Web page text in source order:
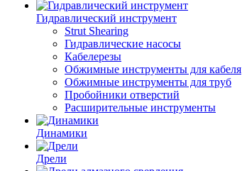
Гидравлический инструмент
Strut Shearing
Гидравлические насосы
Кабелерезы
Обжимные инструменты для кабеля
Обжимные инструменты для труб
Пробойники отверстий
Расширительные инструменты
Динамики
Дрели